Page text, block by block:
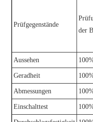
Prüfgegenstände
der
Aussehen
Geradheit
Abmessungen
Einschalttest